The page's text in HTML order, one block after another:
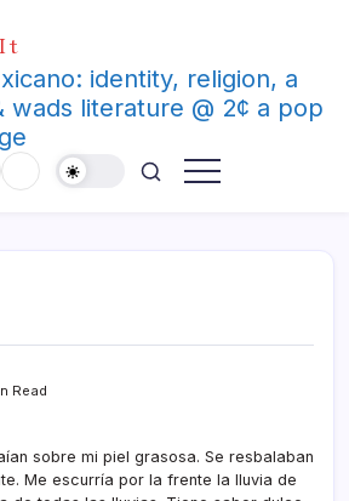
identity, religion, a
wads literature @ 2¢ a pop
Read
sobre mi piel grasosa. Se resbalaban
Me escurrí­a por la frente la lluvia de